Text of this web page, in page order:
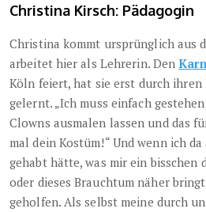
Christina Kirsch: Pädagogin
Christina kommt ursprünglich aus
arbeitet hier als Lehrerin. Den
Köln feiert, hat sie erst durch ihren
gelernt. „Ich muss einfach
Clowns ausmalen lassen und das
mal dein Kostüm!“ Und wenn ich
gehabt hätte, was mir ein bisschen
oder dieses Brauchtum näher
geholfen. Als selbst meine durch